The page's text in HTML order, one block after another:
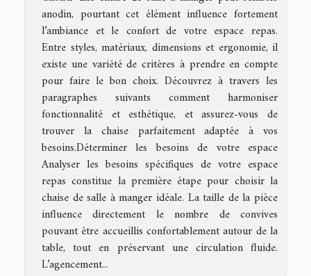
anodin, pourtant cet élément influence fortement
l’ambiance et le confort de votre espace repas.
Entre styles, matériaux, dimensions et ergonomie, il
existe une variété de critères à prendre en compte
pour faire le bon choix. Découvrez à travers les
paragraphes suivants comment harmoniser
fonctionnalité et esthétique, et assurez-vous de
trouver la chaise parfaitement adaptée à vos
besoins.Déterminer les besoins de votre espace
Analyser les besoins spécifiques de votre espace
repas constitue la première étape pour choisir la
chaise de salle à manger idéale. La taille de la pièce
influence directement le nombre de convives
pouvant être accueillis confortablement autour de la
table, tout en préservant une circulation fluide.
L’agencement...